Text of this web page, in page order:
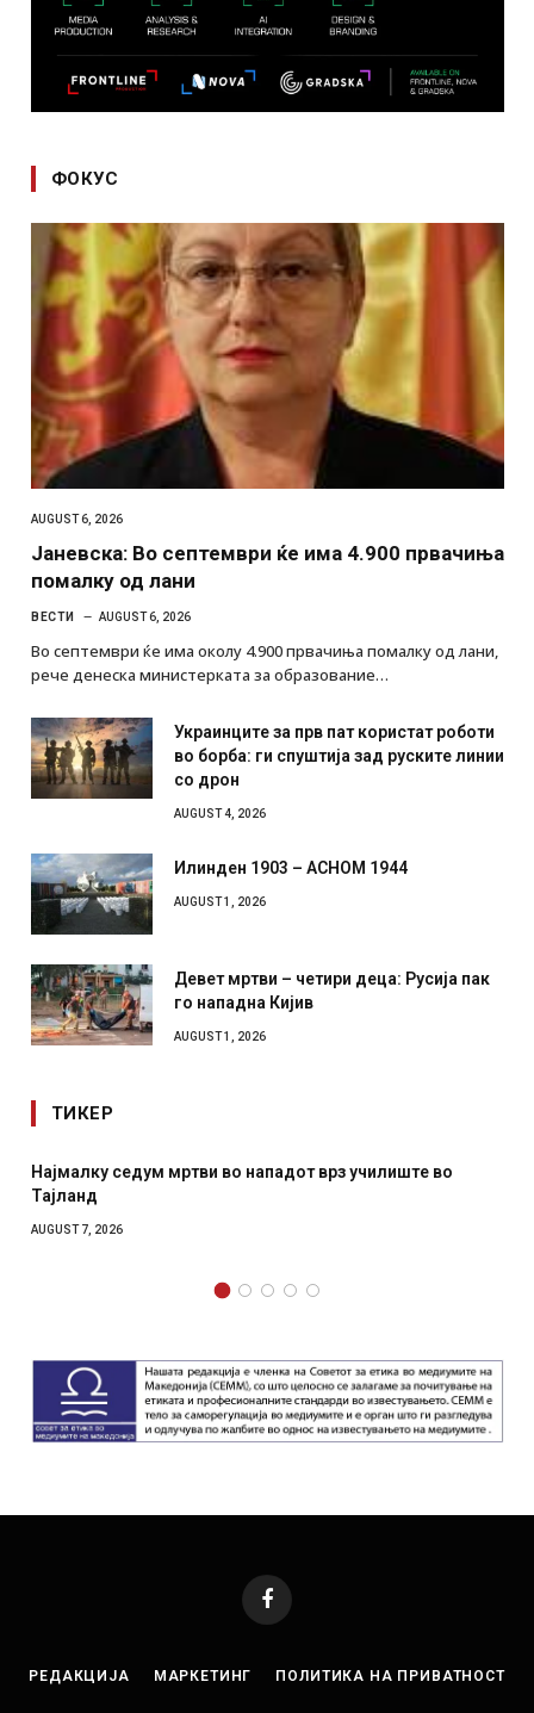
ФОКУС
AUGUST 6, 2026
Јаневска: Во септември ќе има 4.900 првачиња
помалку од лани
ВЕСТИ AUGUST 6, 2026
Во септември ќе има околу 4.900 првачиња помалку од лани,
рече денеска министерката за образование…
Украинците за прв пат користат роботи
во борба: ги спуштија зад руските линии
со дрон
AUGUST 4, 2026
Илинден 1903 – АСНОМ 1944
AUGUST 1, 2026
Девет мртви – четири деца: Русија пак
го нападна Кијив
AUGUST 1, 2026
ТИКЕР
Најмалку седум мртви во нападот врз училиште во
Тајланд
AUGUST 7, 2026
Facebook
РЕДАКЦИЈА МАРКЕТИНГ ПОЛИТИКА НА ПРИВАТНОСТ